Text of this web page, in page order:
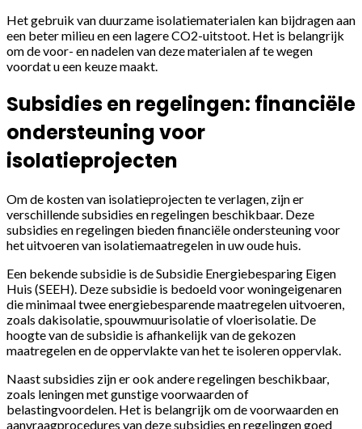
Het gebruik van duurzame isolatiematerialen kan bijdragen aan
een beter milieu en een lagere CO2-uitstoot. Het is belangrijk
om de voor- en nadelen van deze materialen af te wegen
voordat u een keuze maakt.
Subsidies en regelingen: financiële
ondersteuning voor
isolatieprojecten
Om de kosten van isolatieprojecten te verlagen, zijn er
verschillende subsidies en regelingen beschikbaar. Deze
subsidies en regelingen bieden financiële ondersteuning voor
het uitvoeren van isolatiemaatregelen in uw oude huis.
Een bekende subsidie is de Subsidie Energiebesparing Eigen
Huis (SEEH). Deze subsidie is bedoeld voor woningeigenaren
die minimaal twee energiebesparende maatregelen uitvoeren,
zoals dakisolatie, spouwmuurisolatie of vloerisolatie. De
hoogte van de subsidie is afhankelijk van de gekozen
maatregelen en de oppervlakte van het te isoleren oppervlak.
Naast subsidies zijn er ook andere regelingen beschikbaar,
zoals leningen met gunstige voorwaarden of
belastingvoordelen. Het is belangrijk om de voorwaarden en
aanvraagprocedures van deze subsidies en regelingen goed